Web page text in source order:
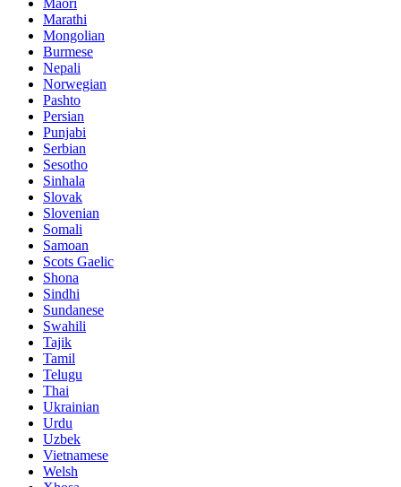
Marathi
Mongolian
Burmese
Nepali
Norwegian
Pashto
Persian
Punjabi
Serbian
Sesotho
Sinhala
Slovak
Slovenian
Somali
Samoan
Scots Gaelic
Shona
Sindhi
Sundanese
Swahili
Tajik
Tamil
Telugu
Thai
Ukrainian
Urdu
Uzbek
Vietnamese
Welsh